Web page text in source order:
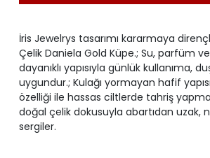
İris Jewelrys tasarımı kararmaya
Çelik Daniela Gold Küpe.; Su, parfüm
dayanıklı yapısıyla günlük kullanıma,
uygundur.; Kulağı yormayan hafif
özelliği ile hassas ciltlerde tahriş
doğal çelik dokusuyla abartıdan uzak,
sergiler.